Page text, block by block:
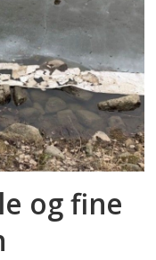
og fine